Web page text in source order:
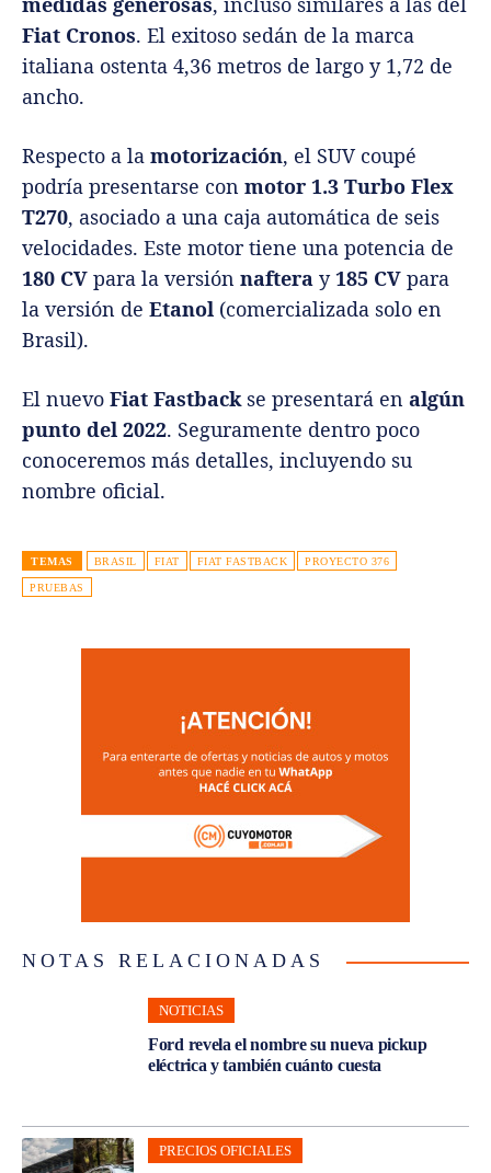
Fiat Cronos. El exitoso sedán de la marca
italiana ostenta 4,36 metros de largo y 1,72 de
ancho.
Respecto a la motorización, el SUV coupé
podría presentarse con motor 1.3 Turbo Flex
T270, asociado a una caja automática de seis
velocidades. Este motor tiene una potencia de
180 CV para la versión naftera y185 CV para
la versión de Etanol (comercializada solo en
Brasil).
El nuevo Fiat Fastback se presentará en algún
punto del 2022. Seguramente dentro poco
conoceremos más detalles, incluyendo su
nombre oficial.
TEMAS BRASIL FIAT FIAT FASTBACK PROYECTO 376
PRUEBAS
NOTAS RELACIONADAS
NOTICIAS
Ford revela el nombre su nueva pickup
eléctrica y también cuánto cuesta
PRECIOS OFICIALES